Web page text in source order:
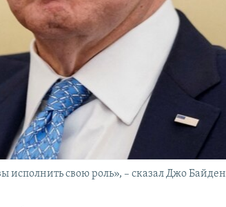
исполнить свою роль», – сказал Джо Байден